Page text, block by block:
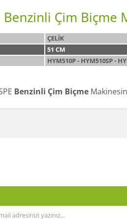
Benzinli Çim Biçme
ÇELİK
51 CM
HYM510P - HYM510SP -
Benzinli Çim Biçme